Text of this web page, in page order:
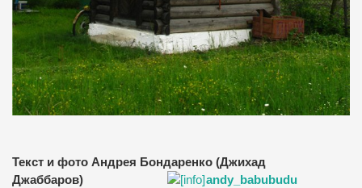
Текст и фото Андрея Бондаренко (Джихад
Джаббаров)
andy_babubudu